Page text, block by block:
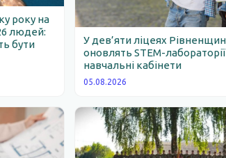
року на
людей:
бути
У дев’яти ліцеях
оновлять STEM-
навчальні кабінети
05.08.2026